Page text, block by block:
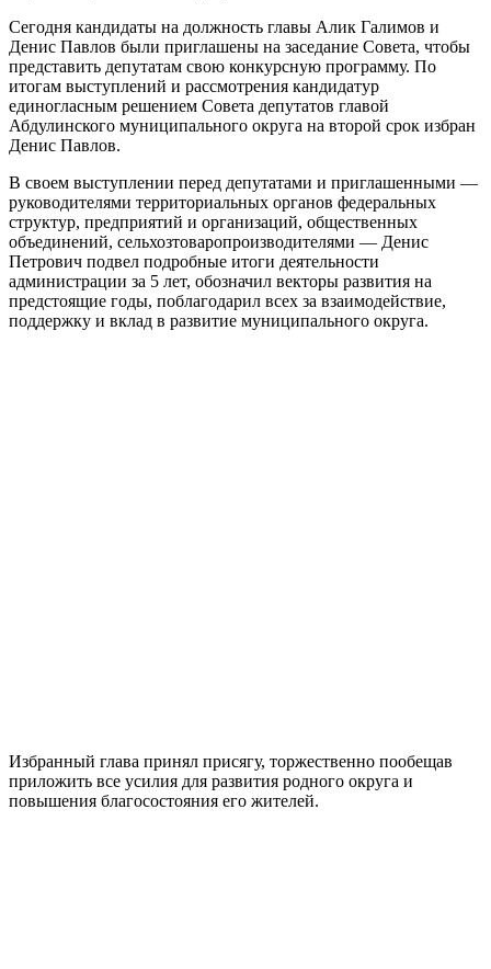
Сегодня кандидаты на должность главы Алик Галимов и
Денис Павлов были приглашены на заседание Совета, чтобы
представить депутатам свою конкурсную программу. По
итогам выступлений и рассмотрения кандидатур
единогласным решением Совета депутатов главой
Абдулинского муниципального округа на второй срок избран
Денис Павлов.
В своем выступлении перед депутатами и приглашенными —
руководителями территориальных органов федеральных
структур, предприятий и организаций, общественных
объединений, сельхозтоваропроизводителями — Денис
Петрович подвел подробные итоги деятельности
администрации за 5 лет, обозначил векторы развития на
предстоящие годы, поблагодарил всех за взаимодействие,
поддержку и вклад в развитие муниципального округа.
Избранный глава принял присягу, торжественно пообещав
приложить все усилия для развития родного округа и
повышения благосостояния его жителей.